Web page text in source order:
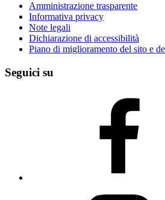
Amministrazione trasparente
Informativa privacy
Note legali
Dichiarazione di accessibilità
Piano di miglioramento del sito e
Seguici su